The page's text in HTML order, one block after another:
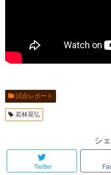
試合レポート
若林晃弘
シ
Twitter